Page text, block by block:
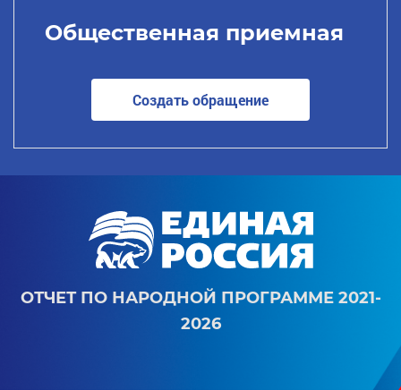
Общественная приемная
Создать обращение
ОТЧЕТ ПО НАРОДНОЙ ПРОГРАММЕ 2021-
2026